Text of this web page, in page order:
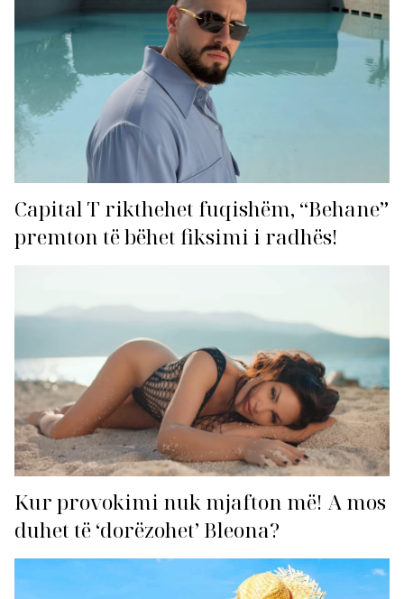
Capital T rikthehet fuqishëm, “Behane”
premton të bëhet fiksimi i radhës!
Kur provokimi nuk mjafton më! A mos
duhet të ‘dorëzohet’ Bleona?